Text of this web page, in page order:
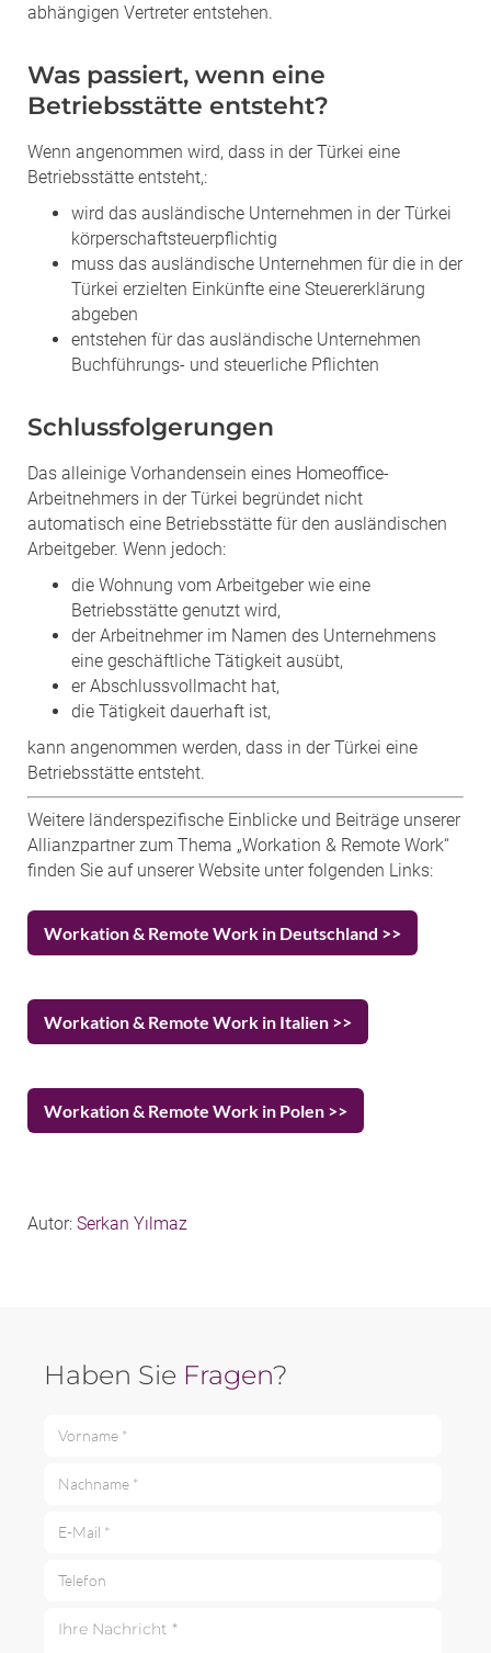
abhängigen Vertreter entstehen.
Was passiert, wenn eine
Betriebsstätte entsteht?
Wenn angenommen wird, dass in der Türkei eine
Betriebsstätte entsteht,:
wird das ausländische Unternehmen in der Türkei
körperschaftsteuerpflichtig
muss das ausländische Unternehmen für die in der
Türkei erzielten Einkünfte eine Steuererklärung
abgeben
entstehen für das ausländische Unternehmen
Buchführungs- und steuerliche Pflichten
Schlussfolgerungen
Das alleinige Vorhandensein eines Homeoffice-
Arbeitnehmers in der Türkei begründet nicht
automatisch eine Betriebsstätte für den ausländischen
Arbeitgeber. Wenn jedoch:
die Wohnung vom Arbeitgeber wie eine
Betriebsstätte genutzt wird,
der Arbeitnehmer im Namen des Unternehmens
eine geschäftliche Tätigkeit ausübt,
er Abschlussvollmacht hat,
die Tätigkeit dauerhaft ist,
kann angenommen werden, dass in der Türkei eine
Betriebsstätte entsteht.
Weitere länderspezifische Einblicke und Beiträge unserer
Allianzpartner zum Thema „Workation & Remote Work“
finden Sie auf unserer Website unter folgenden Links:
Workation & Remote Work in Deutschland >>
Workation & Remote Work in Italien >>
Workation & Remote Work in Polen >>
Autor: Serkan Yılmaz
Haben Sie Fragen?